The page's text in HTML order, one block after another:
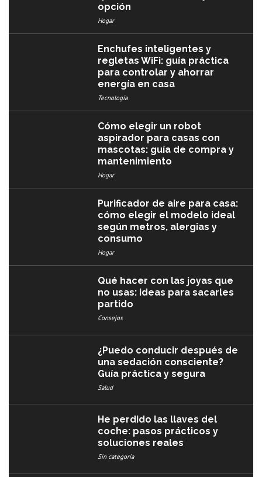
opción
Hogar
Enchufes inteligentes y
regletas WiFi: guía práctica
para controlar y ahorrar
energía en casa
Tecnología
Cómo elegir un robot
aspirador para casas con
mascotas: guía de compra y
mantenimiento
Hogar
Purificador de aire para casa:
cómo elegir el modelo ideal
según metros, alergias y
consumo
Hogar
Qué hacer con las joyas que
no usas: ideas para sacarles
partido
Consejos
¿Puedo conducir después de
una sedación consciente?
Guía práctica y segura
Salud
He perdido las llaves del
coche: pasos prácticos y
soluciones reales
Sin categoría